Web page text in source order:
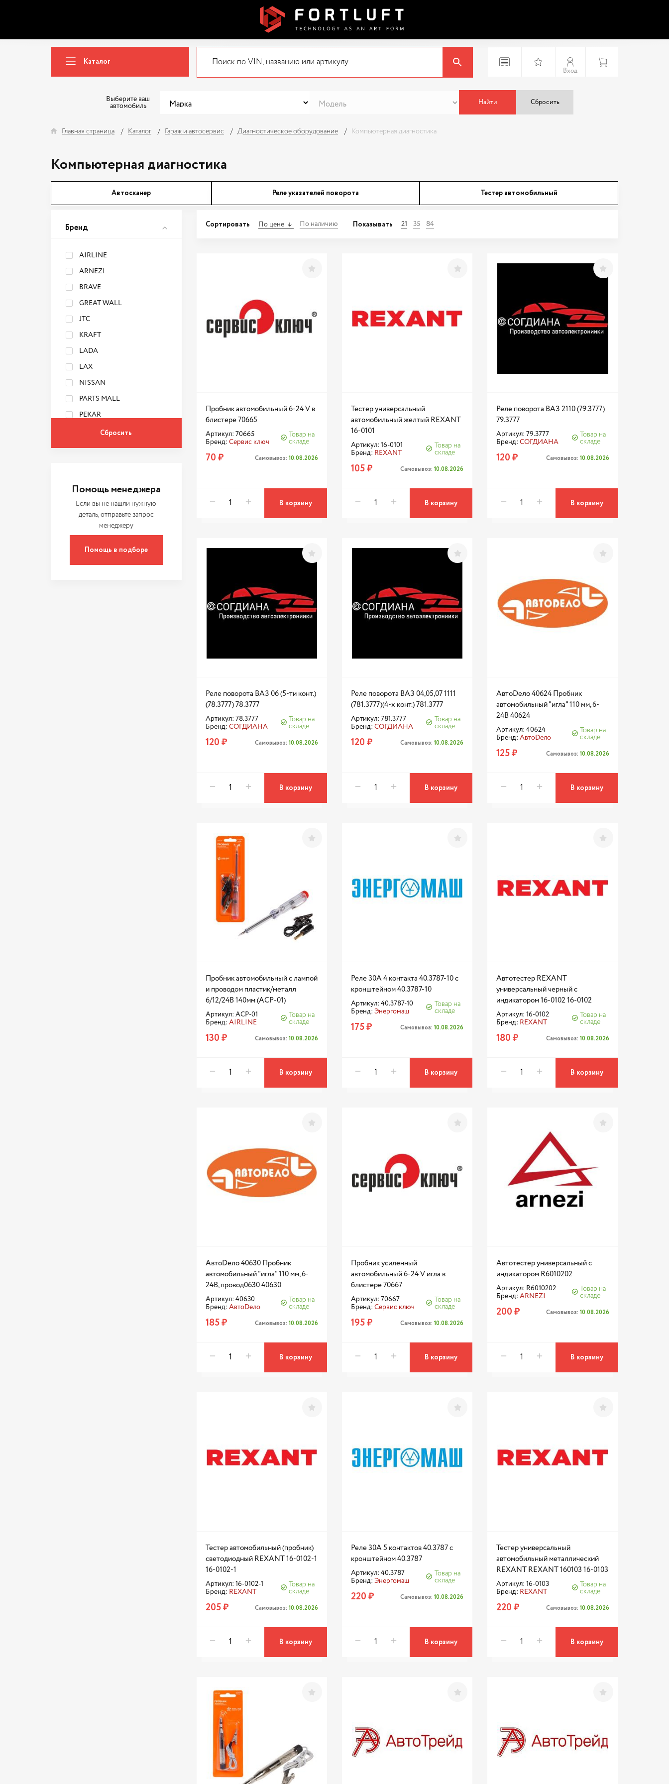
Каталог
Вход
Выберите ваш
автомобиль
Найти Сбросить
Главная страница Каталог Гараж и автосервис Диагностическое оборудование Компьютерная диагностика
Компьютерная диагностика
Автосканер Реле указателей поворота Тестер автомобильный
Бренд
AIRLINE
ARNEZI
BRAVE
GREAT WALL
JTC
KRAFT
LADA
LAX
NISSAN
PARTS MALL
PEKAR
PROconnect
REXANT
АвтоDело
МАСТАК
Помощь менеджера
Если вы не нашли нужную
деталь, отправьте запрос
менеджеру
Помощь в подборе
Сортировать По цене По наличию Показывать 21 35 84
Пробник автомобильный 6-24 V в
блистере 70665
Артикул: 70665
Бренд: Сервис ключ
Товар на
складе
70 ₽ Самовывоз: 10.08.2026
В корзину
Тестер универсальный
автомобильный желтый REXANT
16-0101
Артикул: 16-0101
Бренд: REXANT
Товар на
складе
105 ₽ Самовывоз:10.08.2026
В корзину
Реле поворота ВАЗ 2110 (79.3777)
79.3777
Артикул: 79.3777
Бренд:СОГДИАНА
Товар на
складе
120 ₽ Самовывоз: 10.08.2026
В корзину
Реле поворота ВАЗ 06 (5-ти конт.)
(78.3777) 78.3777
Артикул: 78.3777
Бренд: СОГДИАНА
Товар на
складе
120 ₽ Самовывоз: 10.08.2026
В корзину
Реле поворота ВАЗ 04,05,07 1111
(781.3777)(4-х конт.) 781.3777
Артикул: 781.3777
Бренд: СОГДИАНА
Товар на
складе
120 ₽ Самовывоз:10.08.2026
В корзину
АвтоDело 40624 Пробник
автомобильный "игла" 110 мм, 6-
24В 40624
Артикул: 40624
Бренд:АвтоDело
Товар на
складе
125 ₽ Самовывоз: 10.08.2026
В корзину
Пробник автомобильный с лампой
и проводом пластик/металл
6/12/24В 140мм (ACP-01)
Артикул: ACP-01
Бренд: AIRLINE
Товар на
складе
130 ₽ Самовывоз: 10.08.2026
В корзину
Реле 30А 4 контакта 40.3787-10 с
кронштейном 40.3787-10
Артикул: 40.3787-10
Бренд: Энергомаш
Товар на
складе
175 ₽ Самовывоз:10.08.2026
В корзину
Автотестер REXANT
универсальный черный с
индикатором 16-0102 16-0102
Артикул: 16-0102
Бренд: REXANT
Товар на
складе
180 ₽ Самовывоз: 10.08.2026
В корзину
АвтоDело 40630 Пробник
автомобильный "игла" 110 мм, 6-
24В, провод0630 40630
Артикул: 40630
Бренд: АвтоDело
Товар на
складе
185 ₽ Самовывоз: 10.08.2026
В корзину
Пробник усиленный
автомобильный 6-24 V игла в
блистере 70667
Артикул: 70667
Бренд: Сервис ключ
Товар на
складе
195 ₽ Самовывоз:10.08.2026
В корзину
Автотестер универсальный с
индикатором R6010202
Артикул: R6010202
Бренд:ARNEZI
Товар на
складе
200 ₽ Самовывоз: 10.08.2026
В корзину
Тестер автомобильный (пробник)
светодиодный REXANT 16-0102-1
16-0102-1
Артикул: 16-0102-1
Бренд: REXANT
Товар на
складе
205 ₽ Самовывоз: 10.08.2026
В корзину
Реле 30А 5 контактов 40.3787 с
кронштейном 40.3787
Артикул: 40.3787
Бренд: Энергомаш
Товар на
складе
220 ₽ Самовывоз:10.08.2026
В корзину
Тестер универсальный
автомобильный металлический
REXANT REXANT 160103 16-0103
Артикул: 16-0103
Бренд: REXANT
Товар на
складе
220 ₽ Самовывоз: 10.08.2026
В корзину